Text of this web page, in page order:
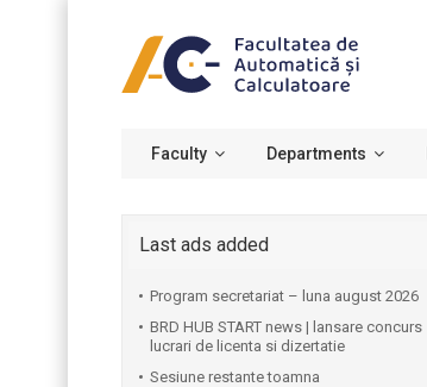
Faculty Departments
Last ads added
Program secretariat – luna august 2026
BRD HUB START news | lansare concurs
lucrari de licenta si dizertatie
Sesiune restante toamna